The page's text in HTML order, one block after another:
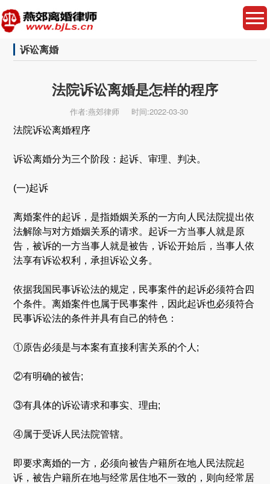
诉讼离婚
法院诉讼离婚是怎样的程序
作者:燕郊律师 时间:2022-03-30
法院诉讼离婚程序
诉讼离婚分为三个阶段：起诉、审理、判决。
(一)起诉
离婚案件的起诉，是指婚姻关系的一方向人民法院提出依
法解除与对方婚姻关系的请求。起诉一方当事人就是原
告，被诉的一方当事人就是被告，诉讼开始后，当事人依
法享有诉讼权利，承担诉讼义务。
依据我国民事诉讼法的规定，民事案件的起诉必须符合四
个条件。离婚案件也属于民事案件，因此起诉也必须符合
民事诉讼法的条件并具有自己的特色：
①原告必须是与本案有直接利害关系的个人;
②有明确的被告;
③有具体的诉讼请求和事实、理由;
④属于受诉人民法院管辖。
即要求离婚的一方，必须向被告户籍所在地人民法院起
诉，被告户籍所在地与经常居住地不一致的，则向经常居